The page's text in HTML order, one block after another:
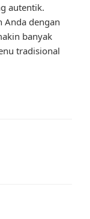
autentik.
Anda dengan
banyak
tradisional